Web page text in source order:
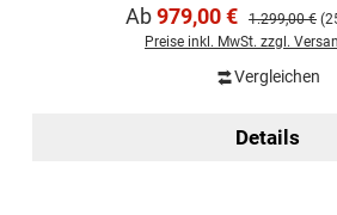
Verkaufspreis:
Ab979,00 € Regulärer
1.299,00 €
Preise inkl. MwSt. zzgl.
Vergleichen
Details